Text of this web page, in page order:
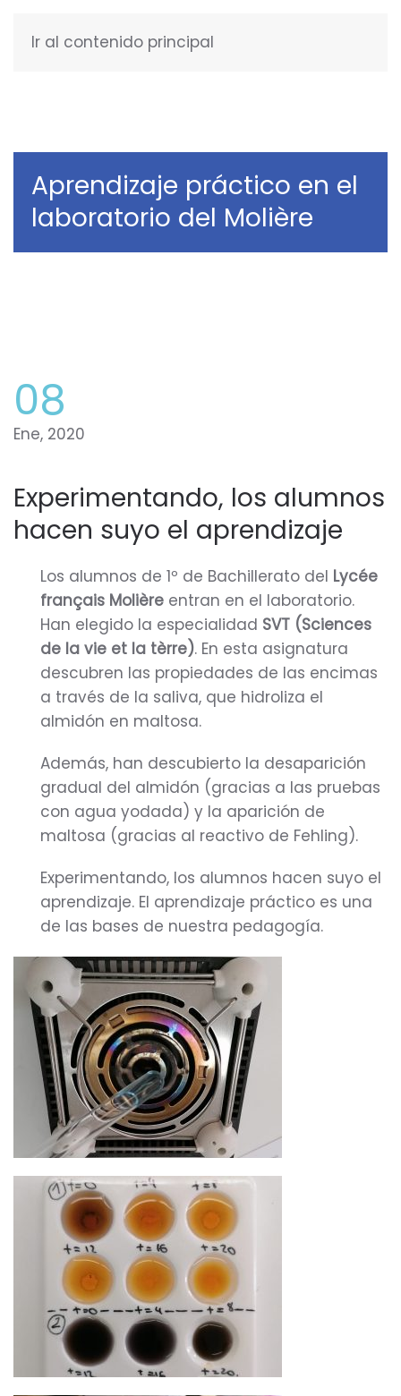
Ir al contenido principal
Aprendizaje práctico en el
laboratorio del Molière
08
Ene, 2020
Experimentando, los alumnos
hacen suyo el aprendizaje
Los alumnos de 1º de Bachillerato del Lycée
français Molière entran en el laboratorio.
Han elegido la especialidad SVT (Sciences
de la vie et la tèrre). En esta asignatura
descubren las propiedades de las encimas
a través de la saliva, que hidroliza el
almidón en maltosa.
Además, han descubierto la desaparición
gradual del almidón (gracias a las pruebas
con agua yodada) y la aparición de
maltosa (gracias al reactivo de Fehling).
Experimentando, los alumnos hacen suyo el
aprendizaje. El aprendizaje práctico es una
de las bases de nuestra pedagogía.